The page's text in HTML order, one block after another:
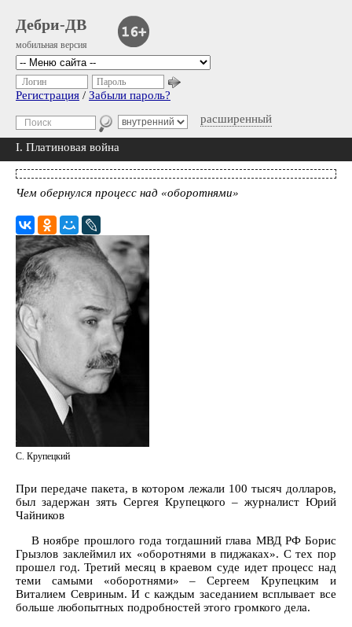
Дебри-ДВ
мобильная версия
расширенный
Логин Пароль
Регистрация / Забыли пароль?
I. Платиновая война
Чем обернулся процесс над «оборотнями»
С. Крупецкий
При передаче пакета, в котором лежали 100 тысяч долларов,
был задержан зять Сергея Крупецкого – журналист Юрий
Чайников
В ноябре прошлого года тогдашний глава МВД РФ Борис
Грызлов заклеймил их «оборотнями в пиджаках». С тех пор
прошел год. Третий месяц в краевом суде идет процесс над
теми самыми «оборотнями» – Сергеем Крупецким и
Виталием Севриным. И с каждым заседанием всплывает все
больше любопытных подробностей этого громкого дела.